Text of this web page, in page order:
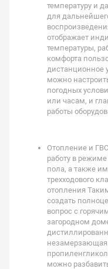
температуру и
для
отображает
температуры,
комфорта
дистанционное
можно
погодных
или часам, и
работы
Отопление и
работу в
пола, а также
трехходового
отопления
создать
вопрос с
загородном
незамерзающая
можно